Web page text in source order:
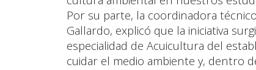
Por su parte, la coordinadora
Gallardo, explicó que la iniciativa
especialidad de Acuicultura del
cuidar el medio ambiente y, dentro